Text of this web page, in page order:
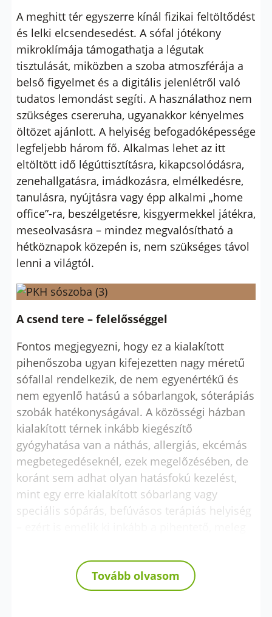
A meghitt tér egyszerre kínál fizikai feltöltődést
és lelki elcsendesedést. A sófal jótékony
mikroklímája támogathatja a légutak
tisztulását, miközben a szoba atmoszférája a
belső figyelmet és a digitális jelenlétről való
tudatos lemondást segíti. A használathoz nem
szükséges csereruha, ugyanakkor kényelmes
öltözet ajánlott. A helyiség befogadóképessége
legfeljebb három fő. Alkalmas lehet az itt
eltöltött idő légúttisztításra, kikapcsolódásra,
zenehallgatásra, imádkozásra, elmélkedésre,
tanulásra, nyújtásra vagy épp alkalmi „home
office”-ra, beszélgetésre, kisgyermekkel játékra,
meseolvasásra – mindez megvalósítható a
hétköznapok közepén is, nem szükséges távol
lenni a világtól.
A csend tere – felelősséggel
Fontos megjegyezni, hogy ez a kialakított
pihenőszoba ugyan kifejezetten nagy méretű
sófallal rendelkezik, de nem egyenértékű és
nem egyenlő hatású a sóbarlangok, sóterápiás
szobák hatékonyságával. A közösségi házban
kialakított térnek inkább kiegészítő
gyógyhatása van a náthás, allergiás, ekcémás
megbetegedéseknél, ezek megelőzésében, de
koránt sem adhat olyan hatásfokú kezelést,
mint egy erre kialakított sóbarlang vagy
speciális sópárás, befúvásos terápiás helyiség
hatását. A működtetők kiemelten kérik a
házirend betartását, amely a nyugodt és
biztonságos környezet fenntartását szolgálja.
Tovább olvasom